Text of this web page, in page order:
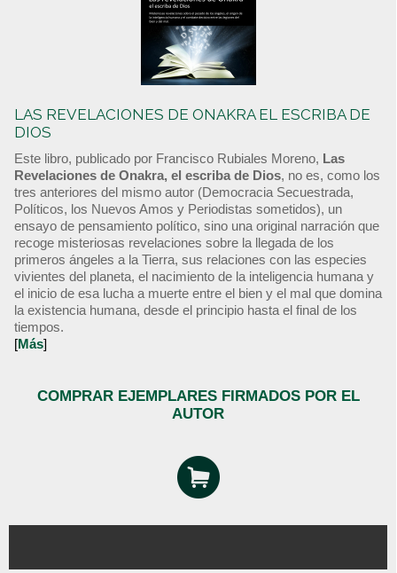
LAS REVELACIONES DE ONAKRA EL ESCRIBA DE
DIOS
Este libro, publicado por Francisco Rubiales Moreno, Las
Revelaciones de Onakra, el escriba de Dios, no es, como los
tres anteriores del mismo autor (Democracia Secuestrada,
Políticos, los Nuevos Amos y Periodistas sometidos), un
ensayo de pensamiento político, sino una original narración que
recoge misteriosas revelaciones sobre la llegada de los
primeros ángeles a la Tierra, sus relaciones con las especies
vivientes del planeta, el nacimiento de la inteligencia humana y
el inicio de esa lucha a muerte entre el bien y el mal que domina
la existencia humana, desde el principio hasta el final de los
tiempos.
[Más]
COMPRAR EJEMPLARES FIRMADOS POR EL
AUTOR